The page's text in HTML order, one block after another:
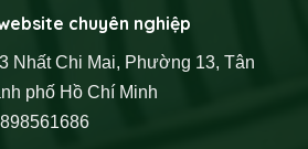
chuyên nghiệp
Nhất Chi Mai, Phường 13, Tân
phố Hồ Chí Minh